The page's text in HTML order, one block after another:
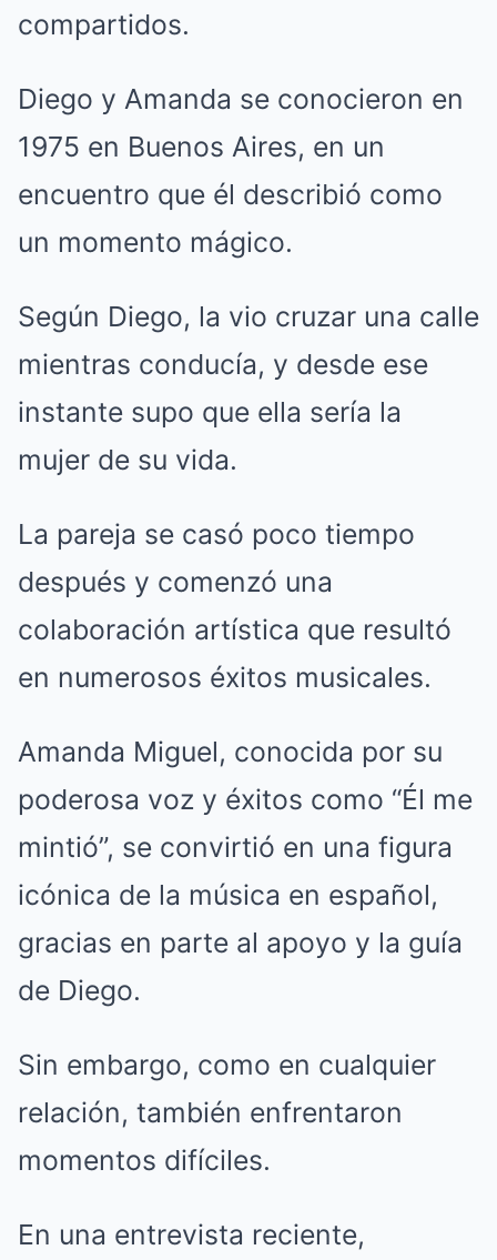
compartidos.
Diego y Amanda se conocieron en
1975 en Buenos Aires, en un
encuentro que él describió como
un momento mágico.
Según Diego, la vio cruzar una calle
mientras conducía, y desde ese
instante supo que ella sería la
mujer de su vida.
La pareja se casó poco tiempo
después y comenzó una
colaboración artística que resultó
en numerosos éxitos musicales.
Amanda Miguel, conocida por su
poderosa voz y éxitos como “Él me
mintió”, se convirtió en una figura
icónica de la música en español,
gracias en parte al apoyo y la guía
de Diego.
Sin embargo, como en cualquier
relación, también enfrentaron
momentos difíciles.
En una entrevista reciente,